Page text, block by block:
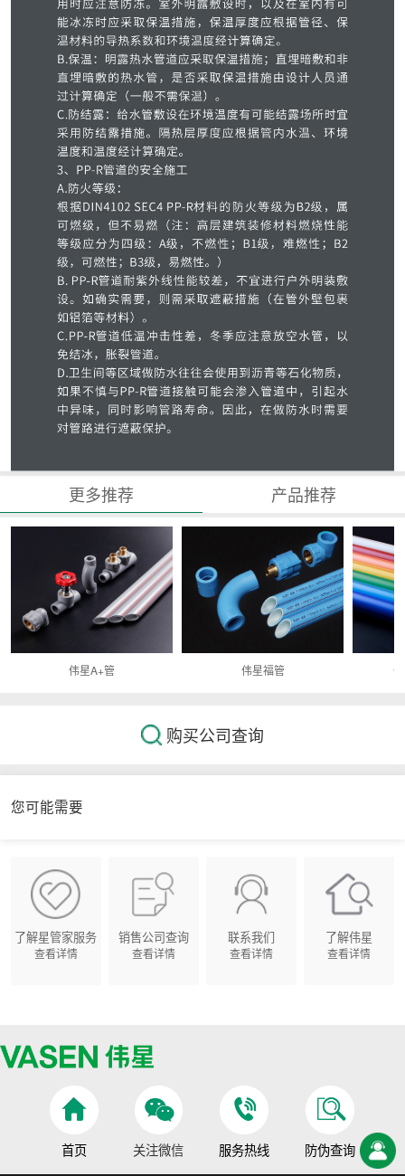
更多推荐 产品推荐
伟星A+管 伟星福管
购买公司查询
您可能需要
了解星管家服务
查看详情
销售公司查询
查看详情
联系我们
查看详情
了解伟星
查看详情
首页 关注微信 服务热线 防伪查询